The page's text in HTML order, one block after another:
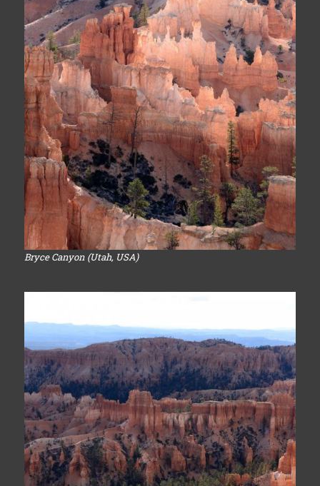
Bryce Canyon (Utah, USA)